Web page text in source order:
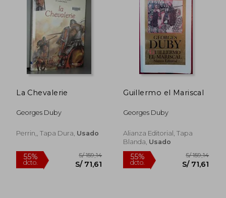
La Chevalerie
Georges Duby
Perrin,, Tapa Dura, Usado
Guillermo el Mariscal
Georges Duby
Alianza Editorial, Tapa
Blanda, Usado